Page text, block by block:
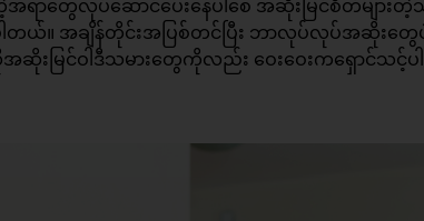
ေလုပ်ဆောင်ပေးနေပါစေ အဆိုးမြင်စိတ်များ
ါတယ်။ အချိန်တိုင်းအပြစ်တင်ပြီး ဘာလုပ်လုပ်အဆိုးတွ
လိုအဆိုးမြင်ဝါဒီသမားတွေကိုလည်း ဝေးဝေးကရှောင်သင့်